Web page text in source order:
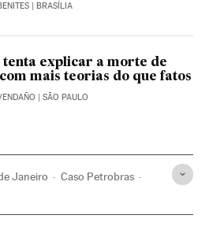
| BRASÍLIA
explicar a morte de
mais teorias do que fatos
| SÃO PAULO
Janeiro Caso Petrobras